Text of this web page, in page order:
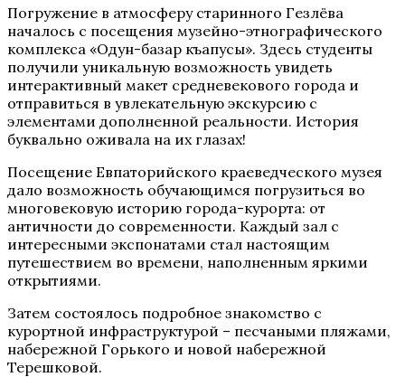
Погружение в атмосферу старинного Гезлёва
началось с посещения музейно-этнографического
комплекса «Одун-базар къапусы». Здесь студенты
получили уникальную возможность увидеть
интерактивный макет средневекового города и
отправиться в увлекательную экскурсию с
элементами дополненной реальности. История
буквально оживала на их глазах!
Посещение Евпаторийского краеведческого музея
дало возможность обучающимся погрузиться во
многовековую историю города-курорта: от
античности до современности. Каждый зал с
интересными экспонатами стал настоящим
путешествием во времени, наполненным яркими
открытиями.
Затем состоялось подробное знакомство с
курортной инфраструктурой – песчаными пляжами,
набережной Горького и новой набережной
Терешковой.